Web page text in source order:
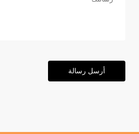
أرسل رسالة